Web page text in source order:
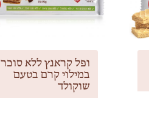
ופל קראנץ ללא סוכר
במילוי קרם בטעם
שוקולד